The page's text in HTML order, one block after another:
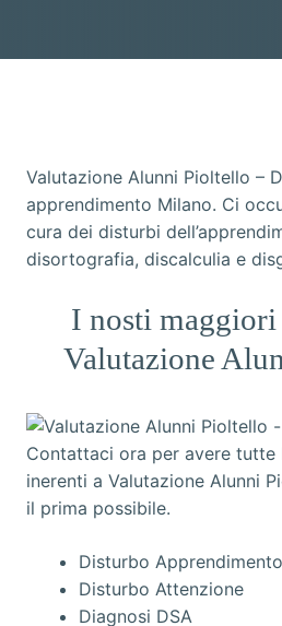
Valutazione Alunni Pioltello –
apprendimento Milano. Ci
cura dei disturbi
disortografia, discalculia e
I nosti
Valutazione
Disturbo Apprendimento
Disturbo Attenzione
Diagnosi DSA